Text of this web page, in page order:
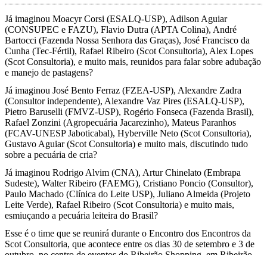
Já imaginou Moacyr Corsi (ESALQ-USP), Adilson Aguiar
(CONSUPEC e FAZU), Flavio Dutra (APTA Colina), André
Bartocci (Fazenda Nossa Senhora das Graças), José Francisco da
Cunha (Tec-Fértil), Rafael Ribeiro (Scot Consultoria), Alex Lopes
(Scot Consultoria), e muito mais, reunidos para falar sobre adubação
e manejo de pastagens?
Já imaginou José Bento Ferraz (FZEA-USP), Alexandre Zadra
(Consultor independente), Alexandre Vaz Pires (ESALQ-USP),
Pietro Baruselli (FMVZ-USP), Rogério Fonseca (Fazenda Brasil),
Rafael Zonzini (Agropecuária Jacarezinho), Mateus Paranhos
(FCAV-UNESP Jaboticabal), Hyberville Neto (Scot Consultoria),
Gustavo Aguiar (Scot Consultoria) e muito mais, discutindo tudo
sobre a pecuária de cria?
Já imaginou Rodrigo Alvim (CNA), Artur Chinelato (Embrapa
Sudeste), Walter Ribeiro (FAEMG), Cristiano Poncio (Consultor),
Paulo Machado (Clínica do Leite USP), Juliano Almeida (Projeto
Leite Verde), Rafael Ribeiro (Scot Consultoria) e muito mais,
esmiuçando a pecuária leiteira do Brasil?
Esse é o time que se reunirá durante o Encontro dos Encontros da
Scot Consultoria, que acontece entre os dias 30 de setembro e 3 de